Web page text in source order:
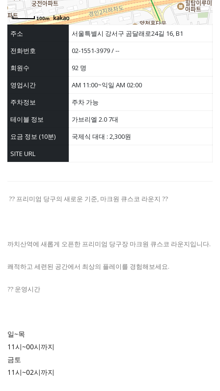
100m
주소
서울특별시 강서구 곰달래로24길 16, B1
전화번호
02-1551-3979 / --
회원수
92 명
영업시간
AM 11:00~익일 AM 02:00
주차정보
주차 가능
테이블 정보
가브리엘 2.0 7대
요금 정보 (10분)
국제식 대대 : 2,300원
SITE URL
?? 프리미엄 당구의 새로운 기준, 마크원 큐스코 라운지 ??
까치산역에 새롭게 오픈한 프리미엄 당구장 마크원 큐스코 라운지입니다.
쾌적하고 세련된 공간에서 최상의 플레이를 경험해보세요.
?? 운영시간
일~목
11시~00시까지
금토
11시~02시까지